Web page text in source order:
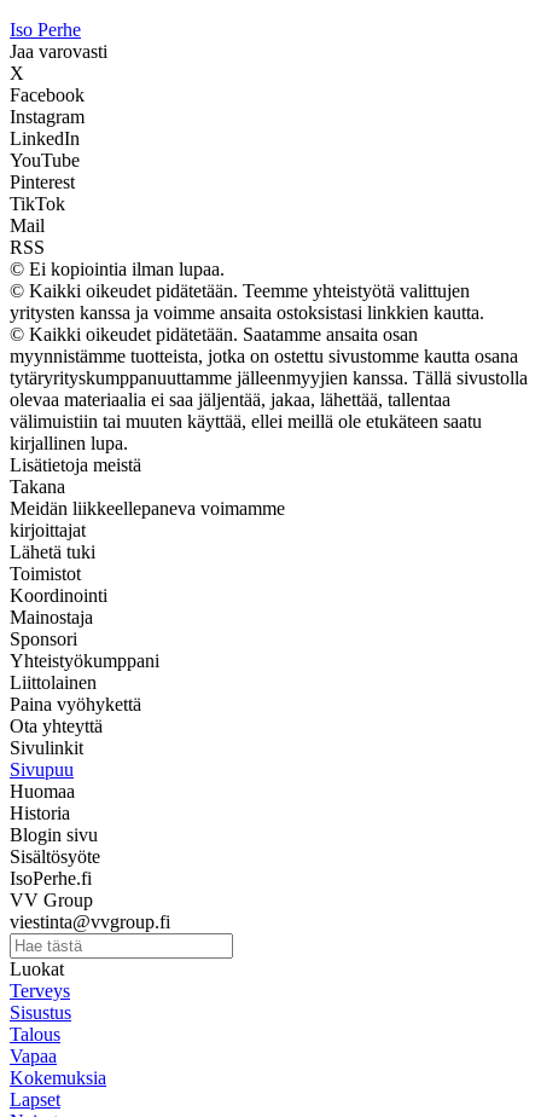
Iso Perhe
Jaa varovasti
X
Facebook
Instagram
LinkedIn
YouTube
Pinterest
TikTok
Mail
RSS
© Ei kopiointia ilman lupaa.
© Kaikki oikeudet pidätetään. Teemme yhteistyötä valittujen
yritysten kanssa ja voimme ansaita ostoksistasi linkkien kautta.
© Kaikki oikeudet pidätetään. Saatamme ansaita osan
myynnistämme tuotteista, jotka on ostettu sivustomme kautta osana
tytäryrityskumppanuuttamme jälleenmyyjien kanssa. Tällä sivustolla
olevaa materiaalia ei saa jäljentää, jakaa, lähettää, tallentaa
välimuistiin tai muuten käyttää, ellei meillä ole etukäteen saatu
kirjallinen lupa.
Lisätietoja meistä
Takana
Meidän liikkeellepaneva voimamme
kirjoittajat
Lähetä tuki
Toimistot
Koordinointi
Mainostaja
Sponsori
Yhteistyökumppani
Liittolainen
Paina vyöhykettä
Ota yhteyttä
Sivulinkit
Sivupuu
Huomaa
Historia
Blogin sivu
Sisältösyöte
IsoPerhe.fi
VV Group
viestinta@vvgroup.fi
Luokat
Terveys
Sisustus
Talous
Vapaa
Kokemuksia
Lapset